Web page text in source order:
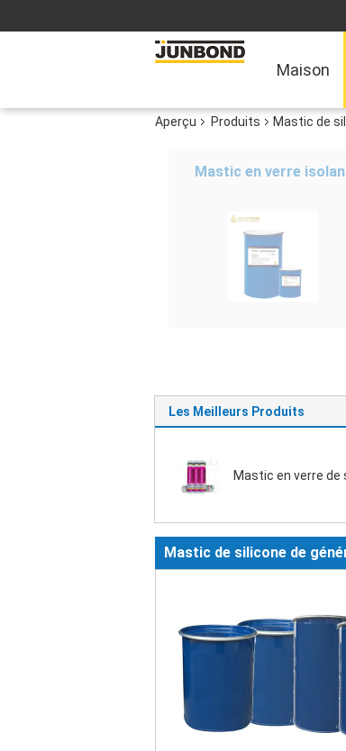
Maison
Aperçu Produits Mastic de
Mastic en verre
Les Meilleurs Produits
Mastic en verre de
Mastic de silicone de